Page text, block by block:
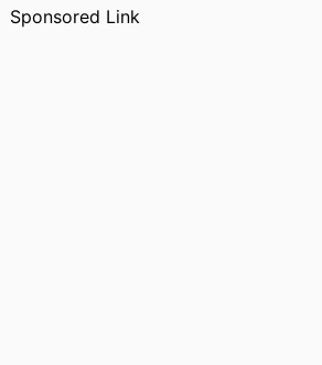
Sponsored Link